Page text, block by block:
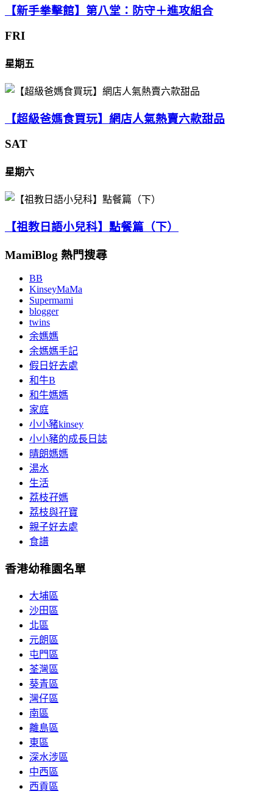
【新手拳擊館】第八堂：防守＋進攻組合
FRI
星期五
【超級爸媽食買玩】網店人氣熱賣六款甜品
SAT
星期六
【祖教日語小兒科】點餐篇（下）
MamiBlog 熱門搜尋
BB
KinseyMaMa
Supermami
blogger
twins
余媽媽
余媽媽手記
假日好去處
和牛B
和牛媽媽
家庭
小小豬kinsey
小小豬的成長日誌
晴朗媽媽
湯水
生活
荔枝孖媽
荔枝與孖寶
親子好去處
食譜
香港幼稚園名單
大埔區
沙田區
北區
元朗區
屯門區
荃灣區
葵青區
灣仔區
南區
離島區
東區
深水涉區
中西區
西貢區